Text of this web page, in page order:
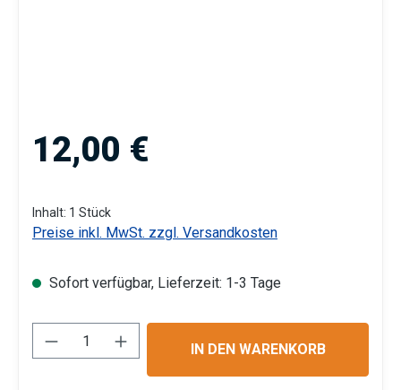
Regulärer Preis:
12,00 €
Inhalt: 1 Stück
Preise inkl. MwSt. zzgl. Versandkosten
Sofort verfügbar, Lieferzeit: 1-3 Tage
Produkt Anzahl: Gib den gewünschten
IN DEN WARENKORB